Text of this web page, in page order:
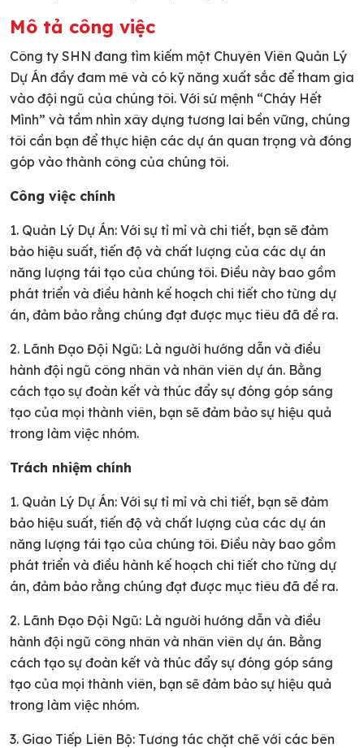
Mô tả công việc
Công ty SHN đang tìm kiếm một Chuyên Viên Quản Lý
Dự Án đầy đam mê và có kỹ năng xuất sắc để tham gia
vào đội ngũ của chúng tôi. Với sứ mệnh “Cháy Hết
Mình” và tầm nhìn xây dựng tương lai bền vững, chúng
tôi cần bạn để thực hiện các dự án quan trọng và đóng
góp vào thành công của chúng tôi.
Công việc chính
1. Quản Lý Dự Án: Với sự tỉ mỉ và chi tiết, bạn sẽ đảm
bảo hiệu suất, tiến độ và chất lượng của các dự án
năng lượng tái tạo của chúng tôi. Điều này bao gồm
phát triển và điều hành kế hoạch chi tiết cho từng dự
án, đảm bảo rằng chúng đạt được mục tiêu đã đề ra.
2. Lãnh Đạo Đội Ngũ: Là người hướng dẫn và điều
hành đội ngũ công nhân và nhân viên dự án. Bằng
cách tạo sự đoàn kết và thúc đẩy sự đóng góp sáng
tạo của mọi thành viên, bạn sẽ đảm bảo sự hiệu quả
trong làm việc nhóm.
Trách nhiệm chính
1. Quản Lý Dự Án: Với sự tỉ mỉ và chi tiết, bạn sẽ đảm
bảo hiệu suất, tiến độ và chất lượng của các dự án
năng lượng tái tạo của chúng tôi. Điều này bao gồm
phát triển và điều hành kế hoạch chi tiết cho từng dự
án, đảm bảo rằng chúng đạt được mục tiêu đã đề ra.
2. Lãnh Đạo Đội Ngũ: Là người hướng dẫn và điều
hành đội ngũ công nhân và nhân viên dự án. Bằng
cách tạo sự đoàn kết và thúc đẩy sự đóng góp sáng
tạo của mọi thành viên, bạn sẽ đảm bảo sự hiệu quả
trong làm việc nhóm.
3. Giao Tiếp Liên Bộ: Tương tác chặt chẽ với các bên